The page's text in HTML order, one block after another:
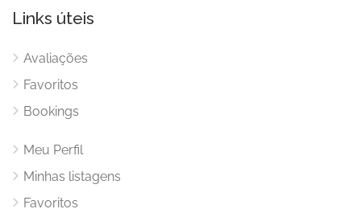
Links úteis
Avaliações
Favoritos
Bookings
Meu Perfil
Minhas listagens
Favoritos